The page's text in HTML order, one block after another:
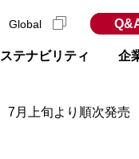
テナビリティ 企
Global
7月上旬より順次発売